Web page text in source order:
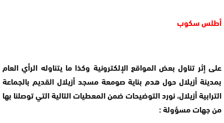
أطلس سكوب
على إثر تناول بعض المواقع الإلكترونية وكذا ما يتناوله الرأي العام
بمدينة أزيلال حول هدم بناية صومعة مسجد أزيلال القديم بالجماعة
الترابية أزيلال، نورد التوضيحات ضمن المعطيات التالية التي توصلنا بها
من جهات مسؤولة :